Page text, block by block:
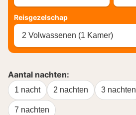
Reisgezelschap
2 Volwassenen (1 Kamer)
Aantal nachten:
1 nacht 2 nachten 3 nachten
7 nachten